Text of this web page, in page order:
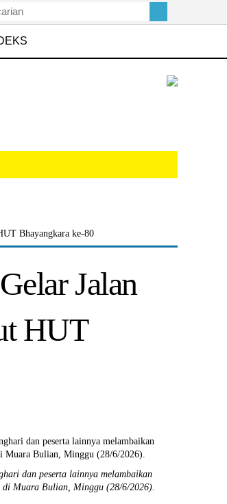
Bhayangkara ke-80
Jalan
HUT
dan peserta lainnya melambaikan
di Muara Bulian, Minggu (28/6/2026).